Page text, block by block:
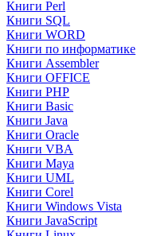
Книги Perl
Книги SQL
Книги WORD
Книги по информатике
Книги Assembler
Книги OFFICE
Книги PHP
Книги Basic
Книги Java
Книги Oracle
Книги VBA
Книги Maya
Книги UML
Книги Corel
Книги Windows Vista
Книги JavaScript